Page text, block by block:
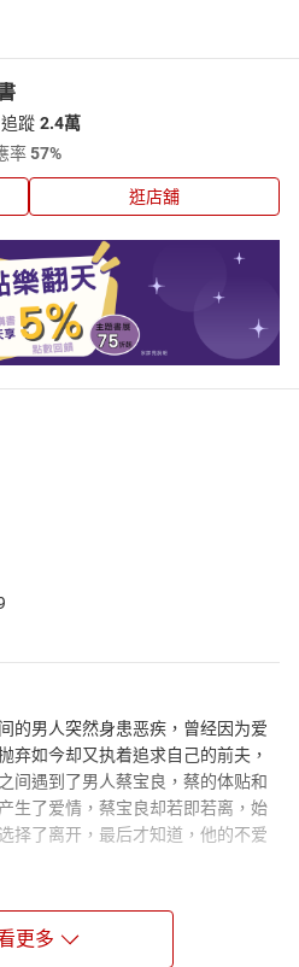
追蹤 2.4萬
率57%
逛店舖
的男人突然身患恶疾，曾经因为爱
弃如今却又执着追求自己的前夫，
间遇到了男人蔡宝良，蔡的体贴和
生了爱情，蔡宝良却若即若离，始
择了离开，最后才知道，他的不爱
，朋友圈中知名婚恋专家，04年结
字的热恋中，成为《花溪》、《南
更多